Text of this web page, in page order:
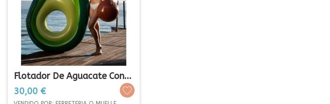
Flotador De Aguacate Con...
Prezo
30,00 €